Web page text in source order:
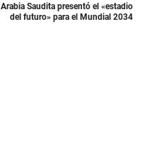
Arabia Saudita presentó el «estadio
del futuro» para el Mundial 2034